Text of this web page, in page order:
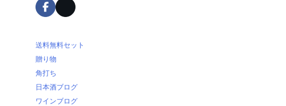
送料無料セット
贈り物
角打ち
日本酒ブログ
ワインブログ